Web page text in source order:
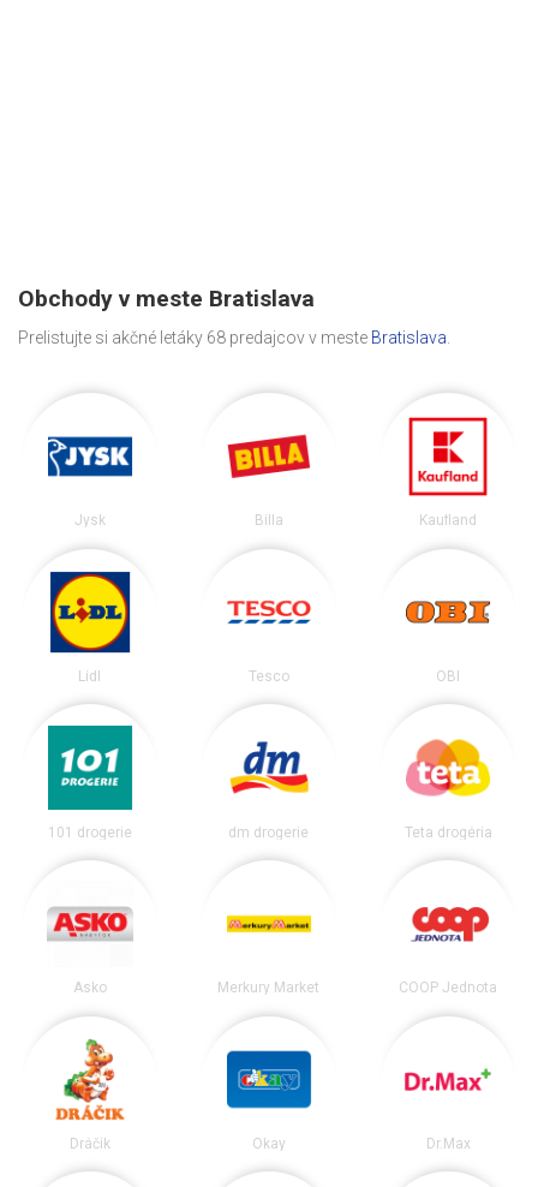
Obchody v meste Bratislava
Prelistujte si akčné letáky 68 predajcov v meste Bratislava.
Jysk Billa Kaufland
Lidl Tesco OBI
101 drogerie dm drogerie Teta drogéria
Asko Merkury Market COOP Jednota
Dráčik Okay Dr.Max